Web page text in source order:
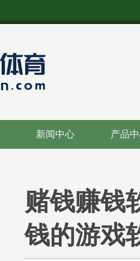
新闻中心 产品
赌钱赚钱
钱的游戏